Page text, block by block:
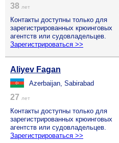
38 лет
Контакты доступны только для
зарегистрированных крюинговых
агентств или судовладельцев.
Зарегистрироваться >>
Aliyev Fagan
Azerbaijan, Sabirabad
27 лет
Контакты доступны только для
зарегистрированных крюинговых
агентств или судовладельцев.
Зарегистрироваться >>